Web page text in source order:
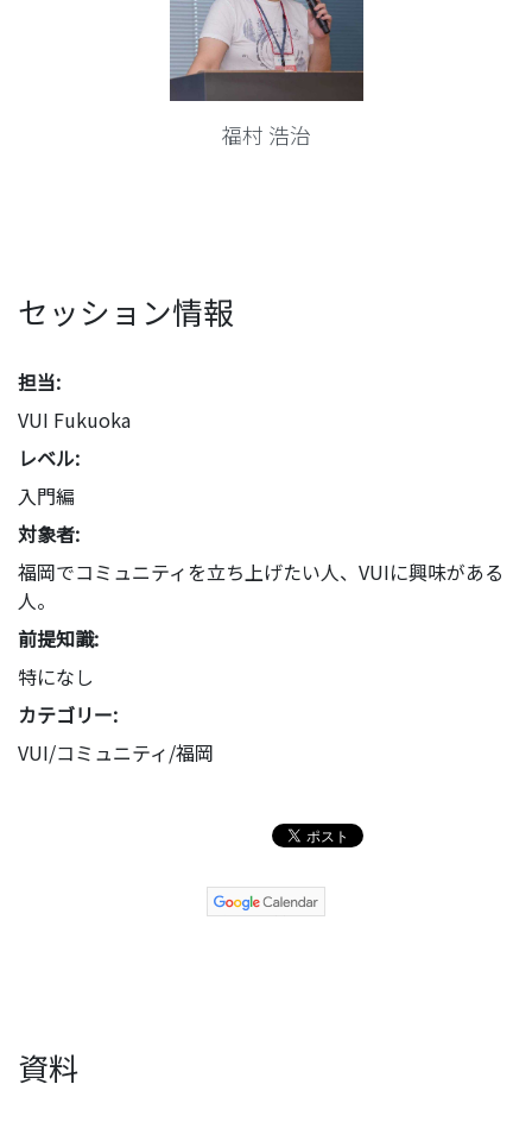
福村 浩治
セッション情報
担当:
VUI Fukuoka
レベル:
入門編
対象者:
福岡でコミュニティを立ち上げたい人、VUIに興味がある
人。
前提知識:
特になし
カテゴリー:
VUI/コミュニティ/福岡
資料